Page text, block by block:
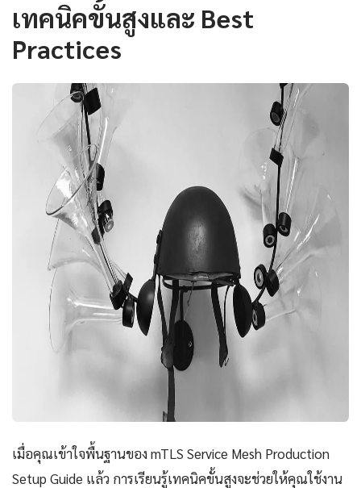
เทคนิคขั้นสูงและ Best
Practices
เมื่อคุณเข้าใจพื้นฐานของ mTLS Service Mesh Production
Setup Guide แล้ว การเรียนรู้เทคนิคขั้นสูงจะช่วยให้คุณใช้งาน